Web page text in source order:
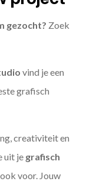
gezocht? Zoek
vind je een
grafisch
creativiteit en
uit je grafisch
voor. Jouw